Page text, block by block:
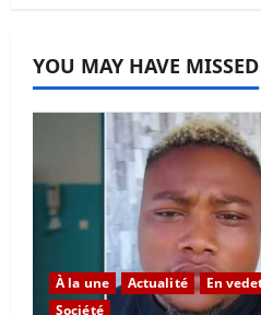
YOU MAY HAVE MISSED
À la une Actualité En
Société